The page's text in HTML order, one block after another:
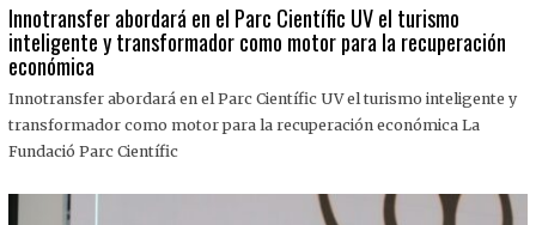
M
A
Y
,
0
2
Innotransfer abordará en el Parc Científic UV el turismo
inteligente y transformador como motor para la recuperación
económica
Innotransfer abordará en el Parc Científic UV el turismo inteligente y
transformador como motor para la recuperación económica La
Fundació Parc Científic